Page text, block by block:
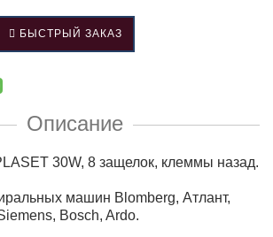
БЫСТРЫЙ ЗАКАЗ
Описание
30W, 8 защелок, клеммы назад.
машин Blomberg, Атлант,
Bosсh, Ardo.